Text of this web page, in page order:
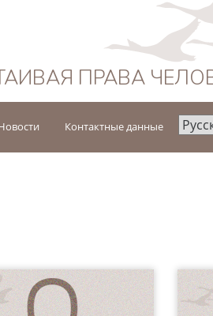
ПРАВА
Контактные данные